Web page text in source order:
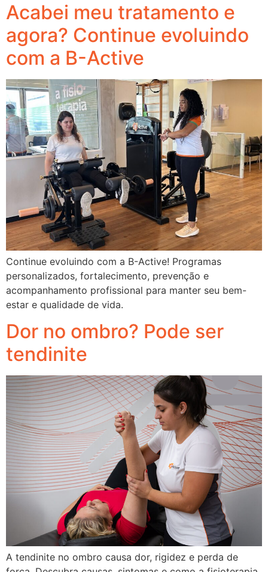
Acabei meu tratamento e
agora? Continue evoluindo
com a B-Active
Continue evoluindo com a B-Active! Programas
personalizados, fortalecimento, prevenção e
acompanhamento profissional para manter seu bem-
estar e qualidade de vida.
Dor no ombro? Pode ser
tendinite
A tendinite no ombro causa dor, rigidez e perda de